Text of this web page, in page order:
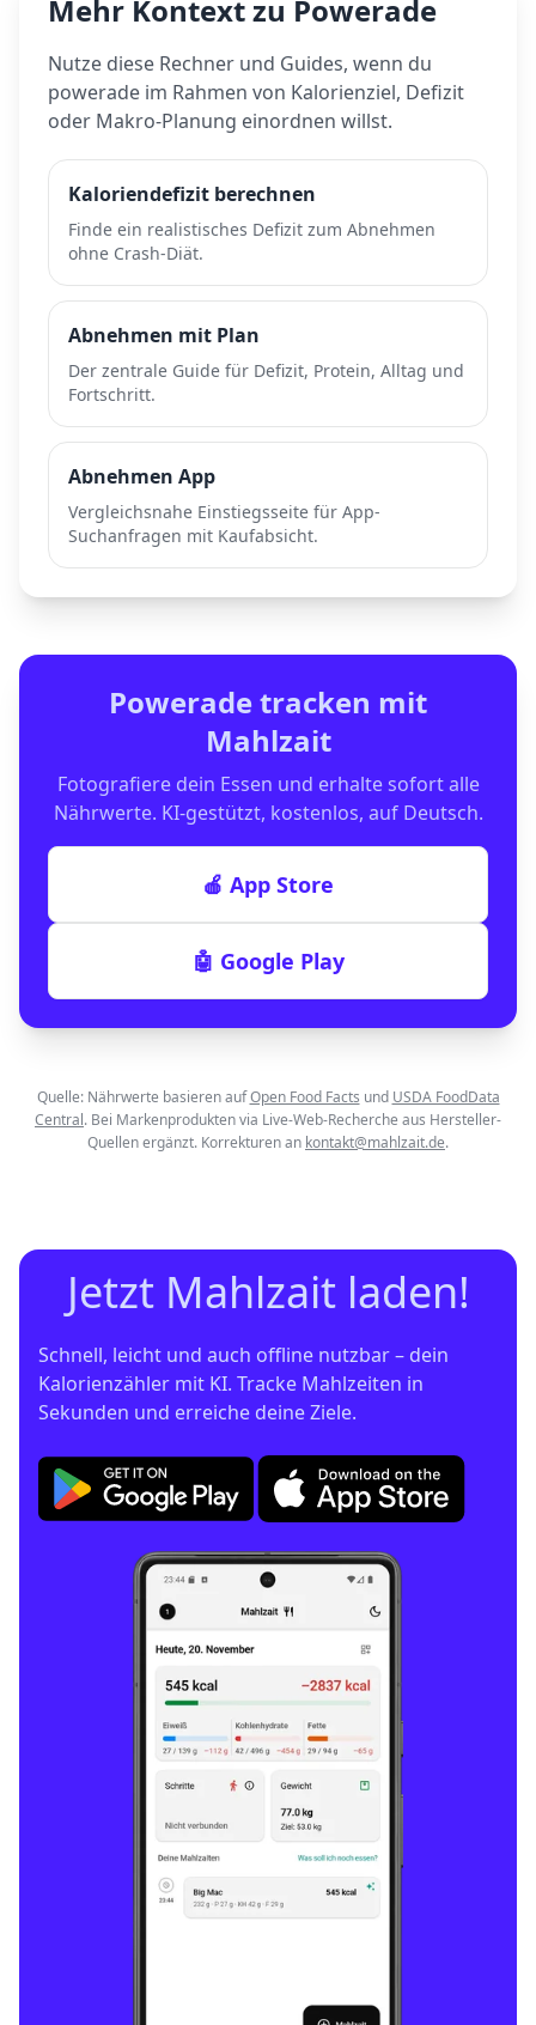
Mehr Kontext zu Powerade
Nutze diese Rechner und Guides, wenn du
powerade im Rahmen von Kalorienziel, Defizit
oder Makro-Planung einordnen willst.
Kaloriendefizit berechnen
Finde ein realistisches Defizit zum Abnehmen
ohne Crash-Diät.
Abnehmen mit Plan
Der zentrale Guide für Defizit, Protein, Alltag und
Fortschritt.
Abnehmen App
Vergleichsnahe Einstiegsseite für App-
Suchanfragen mit Kaufabsicht.
Poweradetracken mit
Mahlzait
Fotografiere dein Essen und erhalte sofort alle
Nährwerte. KI-gestützt, kostenlos, auf Deutsch.
🍎 App Store
🤖 Google Play
Quelle: Nährwerte basieren auf Open Food Facts und USDA FoodData
Central. Bei Markenprodukten via Live-Web-Recherche aus Hersteller-
Quellen ergänzt. Korrekturen an kontakt@mahlzait.de.
Jetzt Mahlzait laden!
Schnell, leicht und auch offline nutzbar – dein
Kalorienzähler mit KI. Tracke Mahlzeiten in
Sekunden und erreiche deine Ziele.